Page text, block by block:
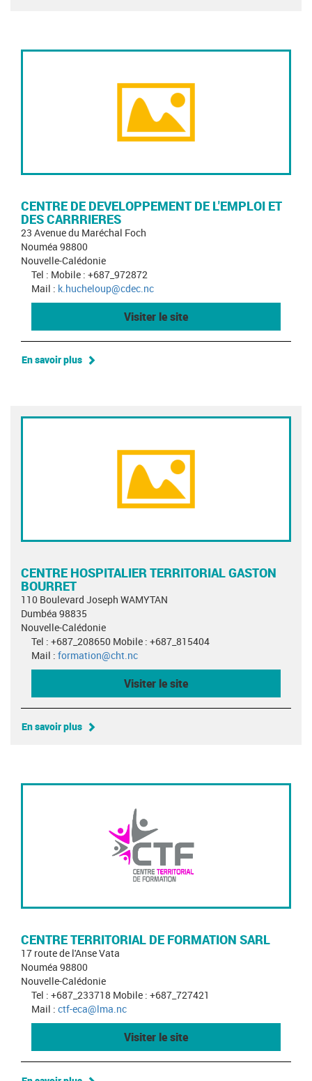
CENTRE DE DEVELOPPEMENT DE L'EMPLOI ET
DES CARRRIERES
23 Avenue du Maréchal Foch
Nouméa 98800
Nouvelle-Calédonie
Tel : Mobile : +687_972872
Mail : k.hucheloup@cdec.nc
Visiter le site
En savoir plus
CENTRE HOSPITALIER TERRITORIAL GASTON
BOURRET
110 Boulevard Joseph WAMYTAN
Dumbéa 98835
Nouvelle-Calédonie
Tel : +687_208650 Mobile : +687_815404
Mail : formation@cht.nc
Visiter le site
En savoir plus
CENTRE TERRITORIAL DE FORMATION SARL
17 route de l'Anse Vata
Nouméa 98800
Nouvelle-Calédonie
Tel : +687_233718 Mobile : +687_727421
Mail : ctf-eca@lma.nc
Visiter le site